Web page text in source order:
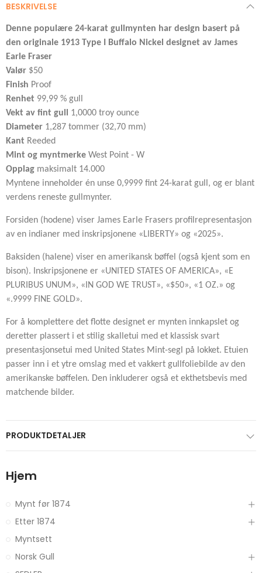
BESKRIVELSE
Denne populære 24-karat gullmynten har design basert på
den originale 1913 Type I Buffalo Nickel designet av James
Earle Fraser
Valør $50
Finish Proof
Renhet 99,99 % gull
Vekt av fint gull
1,0000 troy ounce
Diameter 1,287 tommer (32,70 mm)
Kant Reeded
Mint og myntmerke West Point - W
Opplag maksimalt 14.000
Myntene inneholder én unse 0,9999 fint 24-karat gull, og er blant
verdens reneste gullmynter.
Forsiden (hodene) viser James Earle Frasers profilrepresentasjon
av en indianer med inskripsjonene «LIBERTY» og «2025».
Baksiden (halene) viser en amerikansk bøffel (også kjent som en
bison).
Inskripsjonene er «UNITED STATES OF AMERICA», «E
PLURIBUS UNUM», «IN GOD WE TRUST», «$50», «1 OZ.» og
«.9999 FINE GOLD».
For å komplettere det flotte designet er mynten innkapslet og
deretter plassert i et stilig skalletui med et klassisk svart
presentasjonsetui med United States Mint-segl på lokket. Etuien
passer inn i et ytre omslag med et vakkert gullfoliebilde av den
amerikanske bøffelen. Den inkluderer også et ekthetsbevis med
matchende bilder.
PRODUKTDETALJER
Hjem
Mynt før 1874
Etter 1874
Myntsett
Norsk Gull